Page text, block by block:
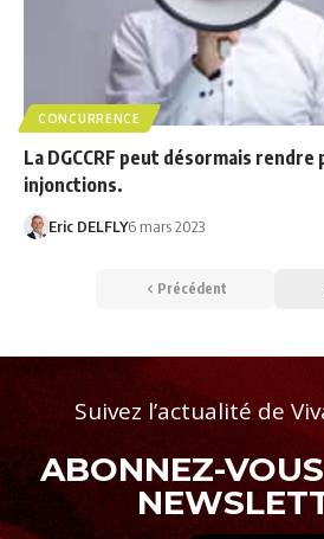
CONCURRENCE
La DGCCRF peut désormais rendre
injonctions.
Eric DELFLY6 mars 2023
Précédent
Suivez l’actualité de
ABONNEZ-